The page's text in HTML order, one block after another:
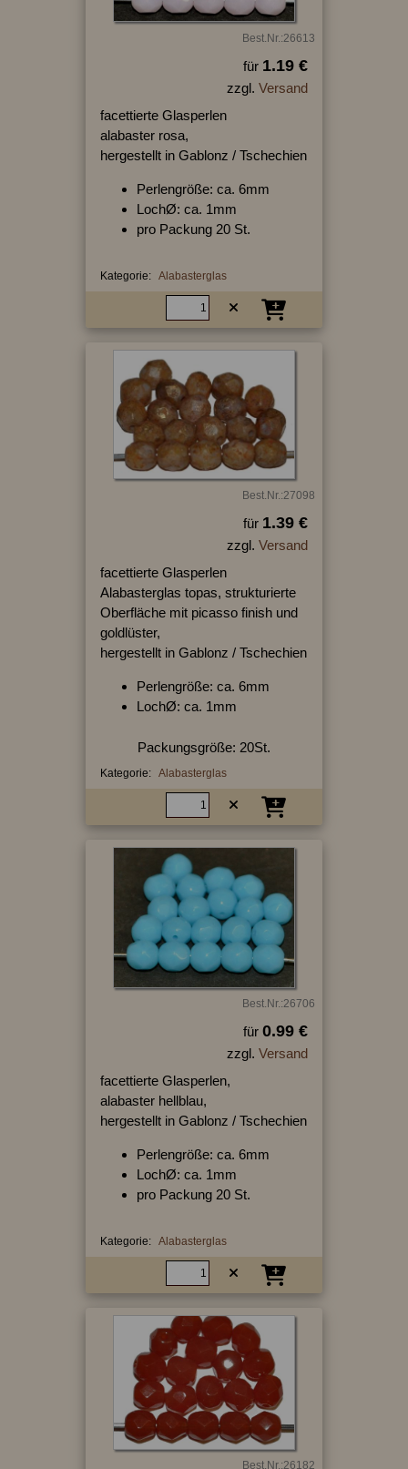
Best.Nr.:26613
für 1.19 €
zzgl. Versand
facettierte Glasperlen
alabaster rosa,
hergestellt in Gablonz / Tschechien
Perlengröße: ca. 6mm
LochØ: ca. 1mm
pro Packung 20 St.
Kategorie: Alabasterglas
Best.Nr.:27098
für 1.39 €
zzgl. Versand
facettierte Glasperlen
Alabasterglas topas, strukturierte
Oberfläche mit picasso finish und
goldlüster,
hergestellt in Gablonz / Tschechien
Perlengröße: ca. 6mm
LochØ: ca. 1mm
Packungsgröße: 20St.
Kategorie: Alabasterglas
Best.Nr.:26706
für 0.99 €
zzgl. Versand
facettierte Glasperlen,
alabaster hellblau,
hergestellt in Gablonz / Tschechien
Perlengröße: ca. 6mm
LochØ: ca. 1mm
pro Packung 20 St.
Kategorie: Alabasterglas
Best.Nr.:26182